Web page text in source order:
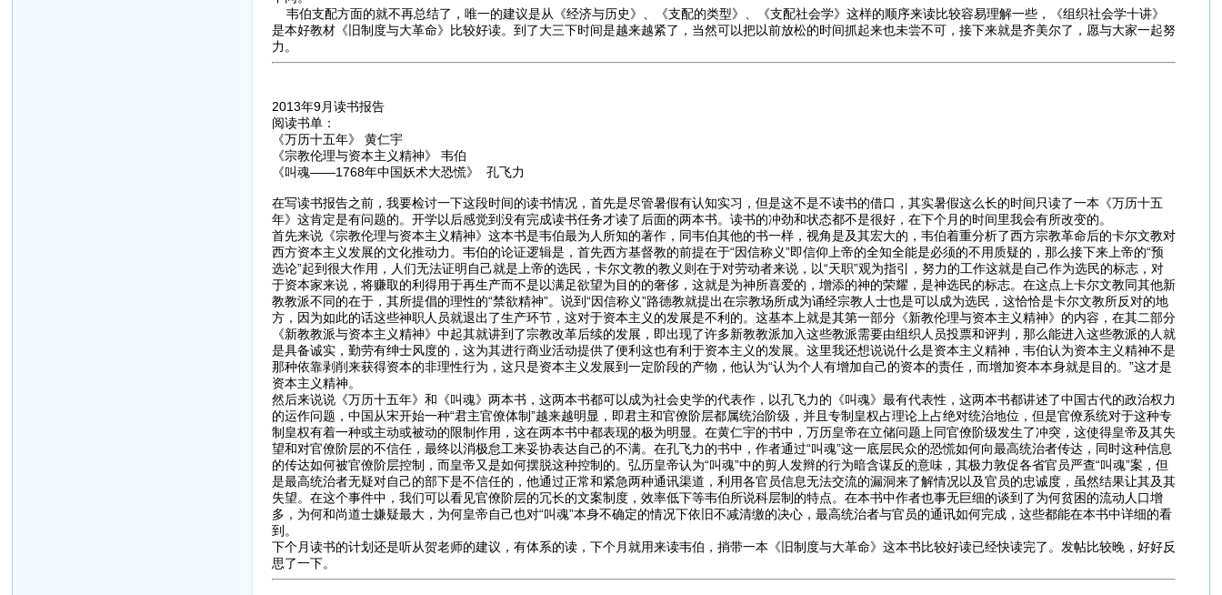
韦伯支配方面的就不再总结了，唯一的建议是从《经济与历史》、《支配的类型》、《支配社会学》这样的顺序来读比较容易理解一些，《组织社会学十讲》
是本好教材《旧制度与大革命》比较好读。到了大三下时间是越来越紧了，当然可以把以前放松的时间抓起来也未尝不可，接下来就是齐美尔了，愿与大家一起努
力。
2013年9月读书报告
阅读书单：
《万历十五年》 黄仁宇
《宗教伦理与资本主义精神》 韦伯
《叫魂——1768年中国妖术大恐慌》 孔飞力
在写读书报告之前，我要检讨一下这段时间的读书情况，首先是尽管暑假有认知实习，但是这不是不读书的借口，其实暑假这么长的时间只读了一本《万历十五
年》这肯定是有问题的。开学以后感觉到没有完成读书任务才读了后面的两本书。读书的冲劲和状态都不是很好，在下个月的时间里我会有所改变的。
首先来说《宗教伦理与资本主义精神》这本书是韦伯最为人所知的著作，同韦伯其他的书一样，视角是及其宏大的，韦伯着重分析了西方宗教革命后的卡尔文教对
西方资本主义发展的文化推动力。韦伯的论证逻辑是，首先西方基督教的前提在于“因信称义”即信仰上帝的全知全能是必须的不用质疑的，那么接下来上帝的“预
选论”起到很大作用，人们无法证明自己就是上帝的选民，卡尔文教的教义则在于对劳动者来说，以“天职”观为指引，努力的工作这就是自己作为选民的标志，对
于资本家来说，将赚取的利得用于再生产而不是以满足欲望为目的的奢侈，这就是为神所喜爱的，增添的神的荣耀，是神选民的标志。在这点上卡尔文教同其他新
教教派不同的在于，其所提倡的理性的“禁欲精神”。说到“因信称义”路德教就提出在宗教场所成为诵经宗教人士也是可以成为选民，这恰恰是卡尔文教所反对的地
方，因为如此的话这些神职人员就退出了生产环节，这对于资本主义的发展是不利的。这基本上就是其第一部分《新教伦理与资本主义精神》的内容，在其二部分
《新教教派与资本主义精神》中起其就讲到了宗教改革后续的发展，即出现了许多新教教派加入这些教派需要由组织人员投票和评判，那么能进入这些教派的人就
是具备诚实，勤劳有绅士风度的，这为其进行商业活动提供了便利这也有利于资本主义的发展。这里我还想说说什么是资本主义精神，韦伯认为资本主义精神不是
那种依靠剥削来获得资本的非理性行为，这只是资本主义发展到一定阶段的产物，他认为“认为个人有增加自己的资本的责任，而增加资本本身就是目的。”这才是
资本主义精神。
然后来说说《万历十五年》和《叫魂》两本书，这两本书都可以成为社会史学的代表作，以孔飞力的《叫魂》最有代表性，这两本书都讲述了中国古代的政治权力
的运作问题，中国从宋开始一种“君主官僚体制”越来越明显，即君主和官僚阶层都属统治阶级，并且专制皇权占理论上占绝对统治地位，但是官僚系统对于这种专
制皇权有着一种或主动或被动的限制作用，这在两本书中都表现的极为明显。在黄仁宇的书中，万历皇帝在立储问题上同官僚阶级发生了冲突，这使得皇帝及其失
望和对官僚阶层的不信任，最终以消极怠工来妥协表达自己的不满。在孔飞力的书中，作者通过“叫魂”这一底层民众的恐慌如何向最高统治者传达，同时这种信息
的传达如何被官僚阶层控制，而皇帝又是如何摆脱这种控制的。弘历皇帝认为“叫魂”中的剪人发辫的行为暗含谋反的意味，其极力敦促各省官员严查“叫魂”案，但
是最高统治者无疑对自己的部下是不信任的，他通过正常和紧急两种通讯渠道，利用各官员信息无法交流的漏洞来了解情况以及官员的忠诚度，虽然结果让其及其
失望。在这个事件中，我们可以看见官僚阶层的冗长的文案制度，效率低下等韦伯所说科层制的特点。在本书中作者也事无巨细的谈到了为何贫困的流动人口增
多，为何和尚道士嫌疑最大，为何皇帝自己也对“叫魂”本身不确定的情况下依旧不减清缴的决心，最高统治者与官员的通讯如何完成，这些都能在本书中详细的看
到。
下个月读书的计划还是听从贺老师的建议，有体系的读，下个月就用来读韦伯，捎带一本《旧制度与大革命》这本书比较好读已经快读完了。发帖比较晚，好好反
思了一下。